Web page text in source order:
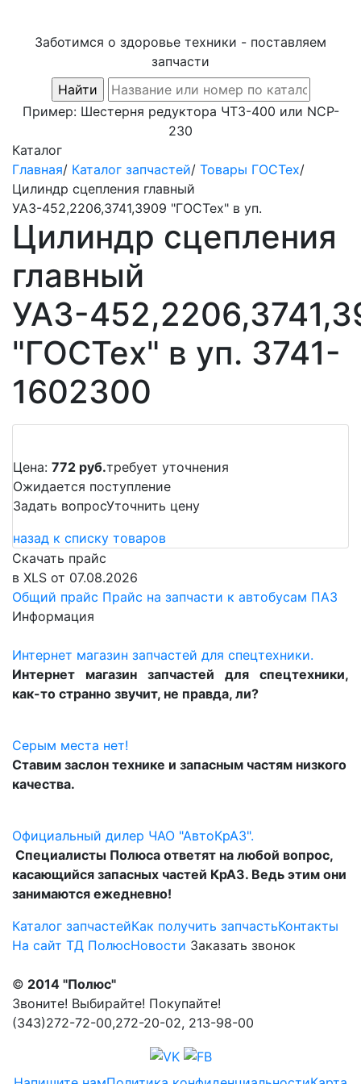
Заботимся о здоровье техники - поставляем
запчасти
Пример: Шестерня редуктора ЧТЗ-400 или NCP-
230
Каталог
Главная/ Каталог запчастей/ Товары ГОСТех/
Цилиндр сцепления главный
УАЗ-452,2206,3741,3909 "ГОСТех" в уп.
Цилиндр сцепления
главный
УАЗ-
"ГОСТех" в уп. 3741-
1602300
Цена: 772 руб.требует уточнения
Ожидается поступление
Задать вопросУточнить цену
назад к списку товаров
Скачать прайс
в XLS от 07.08.2026
Общий прайс Прайс на запчасти к автобусам ПАЗ
Информация
Интернет магазин запчастей для спецтехники.
Интернет магазин запчастей для спецтехники,
как-то странно звучит, не правда, ли?
Серым места нет!
Ставим заслон технике и запасным частям низкого
качества.
Официальный дилер ЧАО "АвтоКрАЗ".
Специалисты Полюса ответят на любой вопрос,
касающийся запасных частей КрАЗ. Ведь этим они
занимаются ежедневно!
Каталог запчастейКак получить запчастьКонтакты
На сайт ТД ПолюсНовости Заказать звонок
© 2014 "Полюс"
Звоните! Выбирайте! Покупайте!
(343)272-72-00,272-20-02, 213-98-00